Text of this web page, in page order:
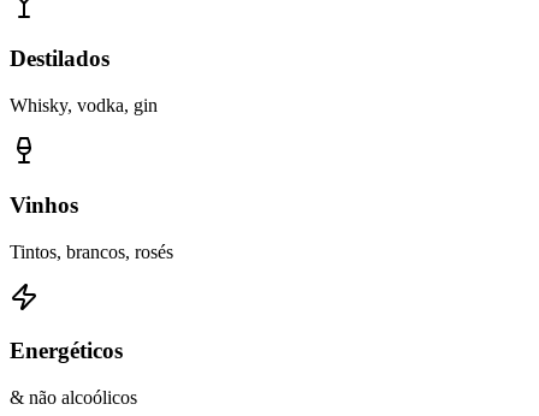
Destilados
Whisky, vodka, gin
Vinhos
Tintos, brancos, rosés
Energéticos
& não alcoólicos